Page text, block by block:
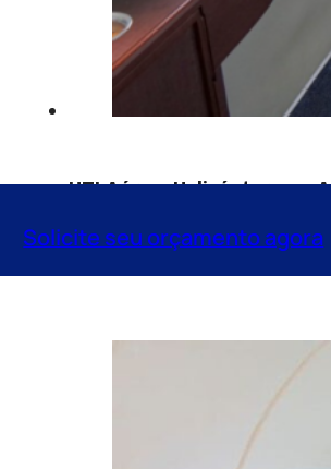
Solicite seu orçamento agora
UTI Aérea: Helicóptero ou
24/07/2026
UTI Aérea Helicóptero ou